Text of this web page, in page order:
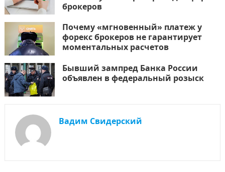
брокеров
Почему «мгновенный» платеж у
форекс брокеров не гарантирует
моментальных расчетов
Бывший зампред Банка России
объявлен в федеральный розыск
Вадим Свидерский